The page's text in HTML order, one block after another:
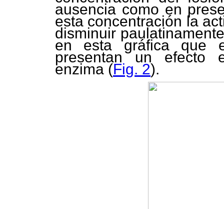
ausencia como en
esta concentración la
disminuir
en esta gráfica que
presentan un efecto
enzima (Fig. 2).